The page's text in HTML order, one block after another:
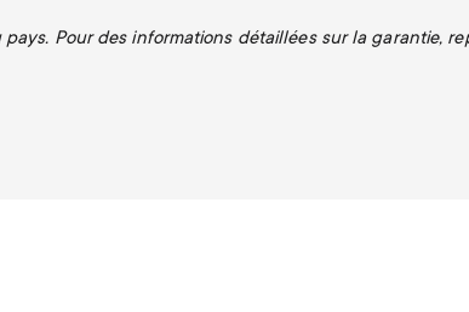
Pour des informations détaillées sur la garantie,